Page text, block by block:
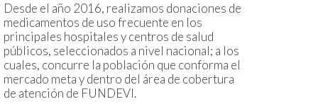
Desde el año 2016, realizamos donaciones de
medicamentos de uso frecuente en los
principales hospitales y centros de salud
públicos, seleccionados a nivel nacional; a los
cuales, concurre la población que conforma el
mercado meta y dentro del área de cobertura
de atención de FUNDEVI.